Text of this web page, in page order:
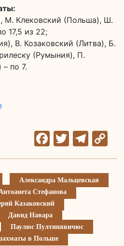
М. Клековский (Польша), Ш.
17,5 из 22;
В. Козаковский (Литва), Б.
(Румыния), П.
по 7.
Facebook
Twitter
Александра Мальцевская
Стефанова
Казаковский
Давид Навара
Паулюс Пултинявичюс
в Польше